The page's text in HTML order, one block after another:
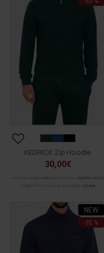
KEDRICK Zip Hoodie
30,00€
ΑΡΧΙΚΗ ΑΝΑΓΡΑΦΟΜΕΝΗ ΤΙΜΗ: 44,90€ (-33%)
ΚΑΛΥΤΕΡΗ ΤΙΜΗ 30 ΗΜΕΡΩΝ:
30,00€
NEW
-35 %